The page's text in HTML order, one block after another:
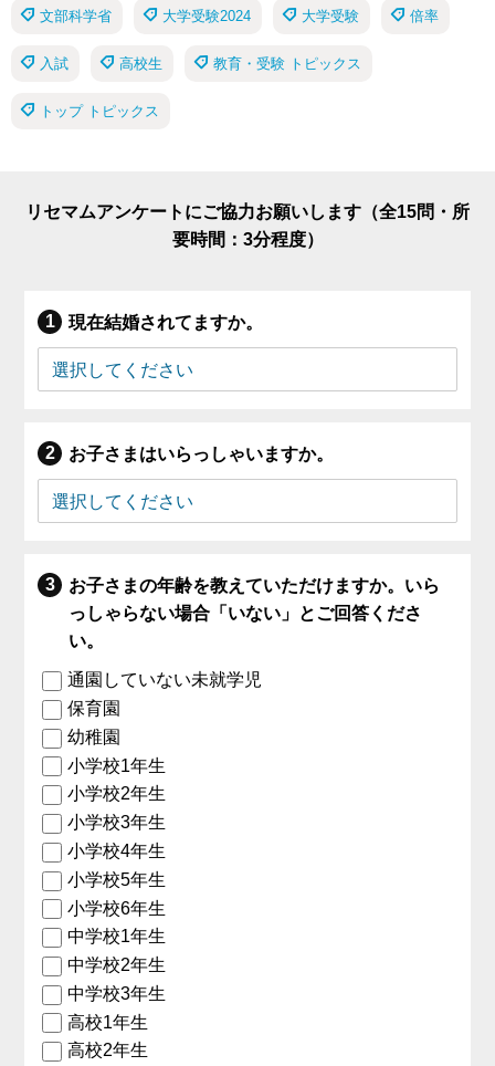
文部科学省 大学受験2024 大学受験 倍率
入試 高校生 教育・受験 トピックス
トップ トピックス
リセマムアンケートにご協力お願いします（全15問・所
要時間：3分程度）
現在結婚されてますか。
お子さまはいらっしゃいますか。
お子さまの年齢を教えていただけますか。いら
っしゃらない場合「いない」とご回答くださ
い。
通園していない未就学児
保育園
幼稚園
小学校1年生
小学校2年生
小学校3年生
小学校4年生
小学校5年生
小学校6年生
中学校1年生
中学校2年生
中学校3年生
高校1年生
高校2年生